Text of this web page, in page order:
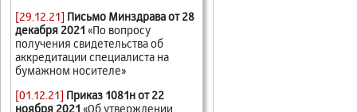
[29.12.21] Письмо Минздрава от 28
декабря 2021 «По вопросу
получения свидетельства об
аккредитации специалиста на
бумажном носителе»
[01.12.21] Приказ 1081н от 22
ноября 2021 «Об утверждении